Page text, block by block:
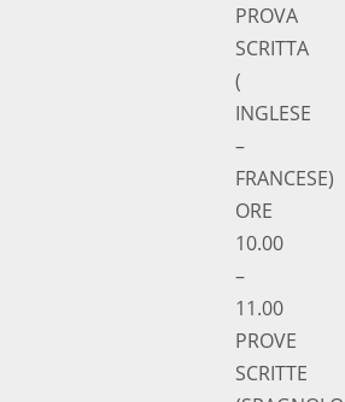
PROVA
SCRITTA
(
INGLESE
–
FRANCESE)
ORE
10.00
–
11.00
PROVE
SCRITTE